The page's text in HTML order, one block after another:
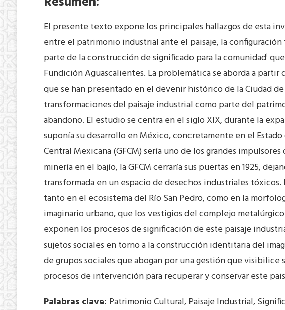
El presente texto expone los principales hallazgos de esta
entre el patrimonio industrial ante el paisaje, la
parte de la construcción de significado para la comunidadi
Fundición Aguascalientes. La problemática se aborda a partir
que se han presentado en el devenir histórico de la Ciudad
transformaciones del paisaje industrial como parte del
abandono. El estudio se centra en el siglo XIX, durante la
suponía su desarrollo en México, concretamente en el
Central Mexicana (GFCM) sería uno de los grandes
minería en el bajío, la GFCM cerraría sus puertas en 1925,
transformada en un espacio de desechos industriales
tanto en el ecosistema del Río San Pedro, como en la
imaginario urbano, que los vestigios del complejo
exponen los procesos de significación de este paisaje
sujetos sociales en torno a la construcción identitaria del
de grupos sociales que abogan por una gestión que visibilice
procesos de intervención para recuperar y conservar este
Palabras clave: Patrimonio Cultural, Paisaje Industrial,